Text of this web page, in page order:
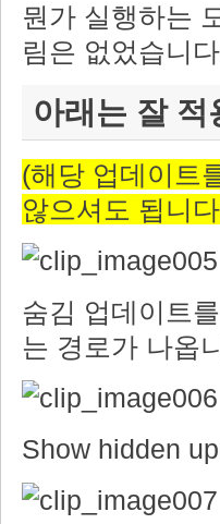
뭔가 실행하는
림은 없었습니
아래는 잘 적
(해당 업데이트
않으셔도 됩니
숨김 업데이트
는 경로가 나옵
Show hidden